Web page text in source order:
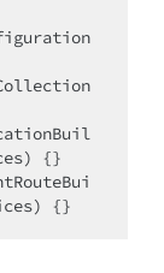
{}
{}